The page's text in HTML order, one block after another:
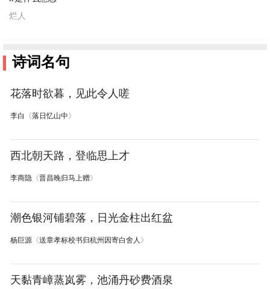
烂人
诗词名句
花落时欲暮，见此令人嗟
李白 《落日忆山中》
西北朝天路，登临思上才
李商隐《晋昌晚归马上赠》
潮色银河铺碧落，日光金柱出红盆
杨巨源《送章孝标校书归杭州因寄白舍人 》
天黏青嶂蒸岚雾，池涌丹砂费酒泉